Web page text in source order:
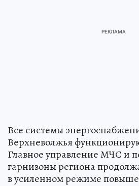
Все системы
Верхневолжья
Главное управление МЧС и
гарнизоны региона
в усиленном режиме